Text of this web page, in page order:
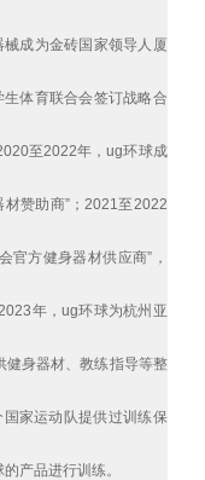
成为金砖国家领导人厦
体育联合会签订战略合
至2022年，ug环球成
赞助商”；2021至2022
官方健身器材供应商”，
年，ug环球为杭州亚
健身器材、教练指导等整
家运动队提供过训练保
产品进行训练。